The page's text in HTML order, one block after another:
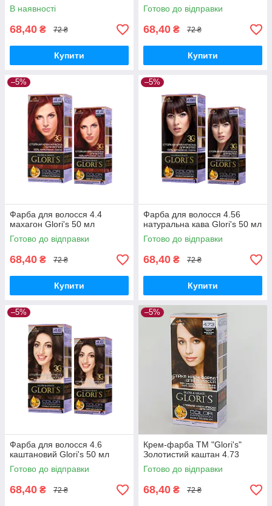
В наявності
68,40 ₴ 72 ₴
Купити
Готово до відправки
68,40 ₴ 72 ₴
Купити
–5%
Фарба для волосся 4.4
махагон Glori's 50 мл
Готово до відправки
68,40 ₴ 72 ₴
Купити
–5%
Фарба для волосся 4.56
натуральна кава Glori's 50 мл
Готово до відправки
68,40 ₴ 72 ₴
Купити
–5%
Фарба для волосся 4.6
каштановий Glori's 50 мл
Готово до відправки
68,40 ₴ 72 ₴
–5%
Крем-фарба ТМ "Glori's"
Золотистий каштан 4.73
Готово до відправки
68,40 ₴ 72 ₴